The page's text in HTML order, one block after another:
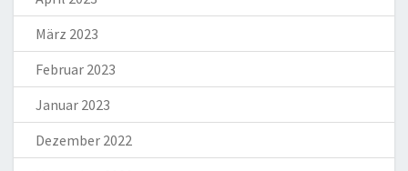
März 2023
Februar 2023
Januar 2023
Dezember 2022